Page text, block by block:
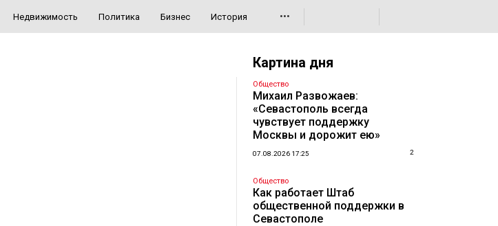
Недвижимость Политика Бизнес История •••
Картина дня
Общество
Михаил Развожаев:
«Севастополь всегда
чувствует поддержку
Москвы и дорожит ею»
07.08.2026 17:25 2
Общество
Как работает Штаб
общественной поддержки в
Севастополе